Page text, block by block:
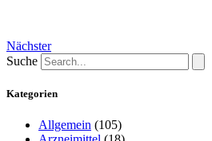
Nächster
Suche
Kategorien
Allgemein (105)